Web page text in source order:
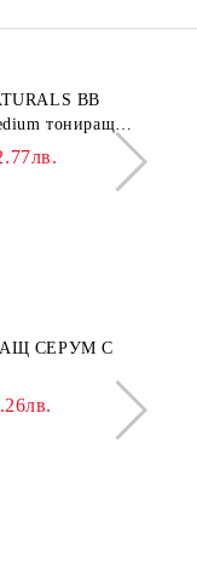
BB
тониращ
среден нюанс за
СЕРУМ С